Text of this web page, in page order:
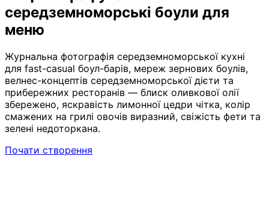
середземноморські боули для
меню
Журнальна фотографія середземноморської кухні
для fast-casual боул-барів, мереж зернових боулів,
велнес-концептів середземноморської дієти та
прибережних ресторанів — блиск оливкової олії
збережено, яскравість лимонної цедри чітка, колір
смажених на грилі овочів виразний, свіжість фети та
зелені недоторкана.
Почати створення